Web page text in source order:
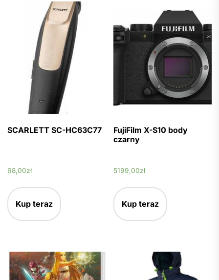
SCARLETT SC-HC63C77
68,00zł
Kup teraz
FujiFilm X-S10 body
czarny
5199,00zł
Kup teraz